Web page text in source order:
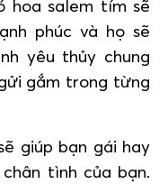
hoa salem tím sẽ
phúc và họ sẽ
yêu thủy chung
gắm trong từng
giúp bạn gái hay
tình của bạn.